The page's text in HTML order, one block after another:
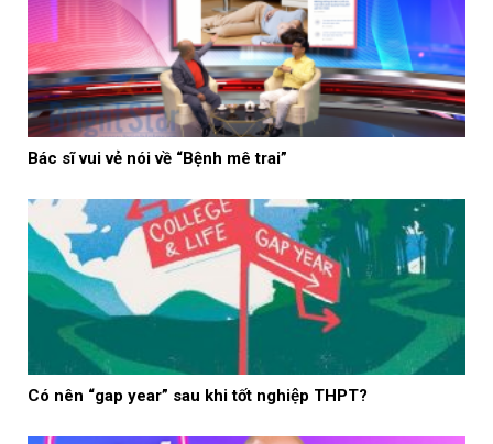
Bác sĩ vui vẻ nói về “Bệnh mê trai”
Có nên “gap year” sau khi tốt nghiệp THPT?